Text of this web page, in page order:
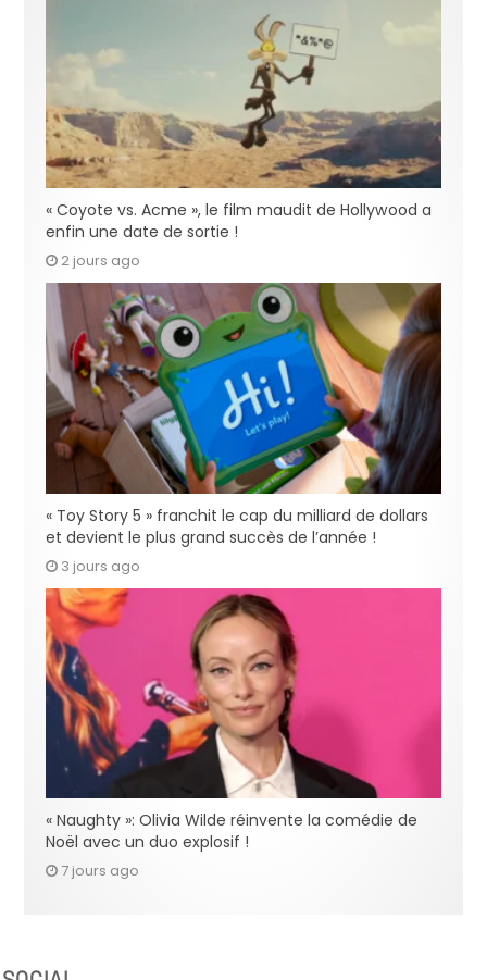
« Coyote vs. Acme », le film maudit de Hollywood a
enfin une date de sortie !
2 jours ago
« Toy Story 5 » franchit le cap du milliard de dollars
et devient le plus grand succès de l’année !
3 jours ago
« Naughty »: Olivia Wilde réinvente la comédie de
Noël avec un duo explosif !
7 jours ago